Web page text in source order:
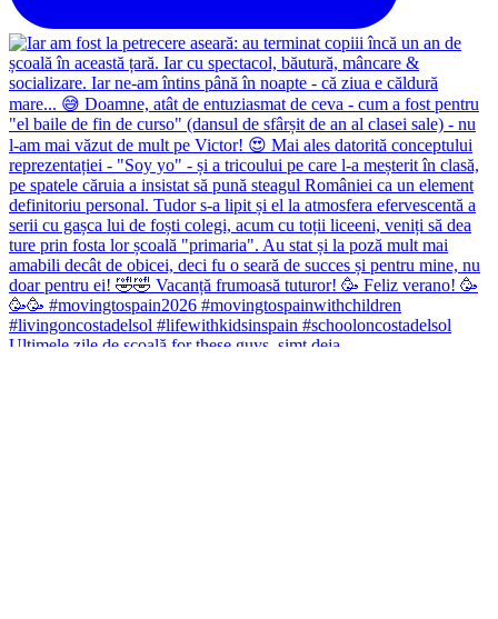
Ultimele zile de școală for these guys, simt deja